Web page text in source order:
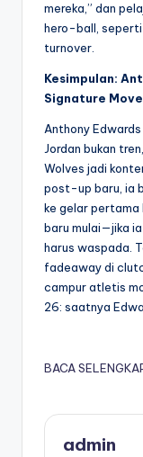
mereka,” dan
hero-ball, seperti
turnover.
Kesimpulan:
Signature
Anthony
Jordan bukan
Wolves jadi
post-up baru, ia
ke gelar pertama
baru mulai—jika
harus waspada.
fadeaway di
campur atletis
26: saatnya
BACA
admin